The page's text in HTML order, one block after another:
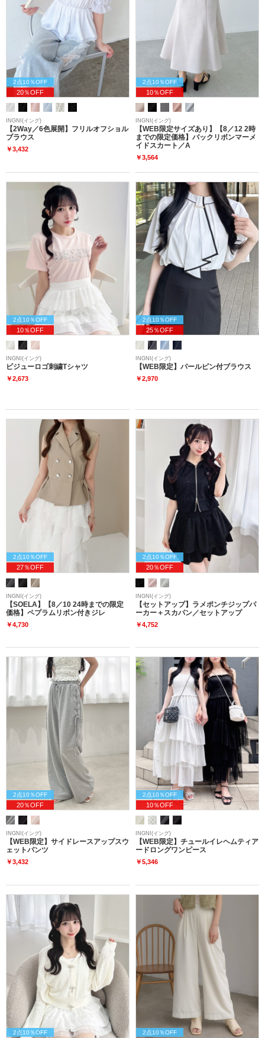
2点10％OFF
20％OFF
INGNI(イング)
【2Way／6色展開】フリルオフショル
ブラウス
￥3,432
2点10％OFF
10％OFF
INGNI(イング)
【WEB限定サイズあり】【8／12 2時
までの限定価格】バックリボンマーメ
イドスカート／A
￥3,564
2点10％OFF
10％OFF
INGNI(イング)
ビジューロゴ刺繍Tシャツ
￥2,673
2点10％OFF
25％OFF
INGNI(イング)
【WEB限定】パールピン付ブラウス
￥2,970
2点10％OFF
27％OFF
INGNI(イング)
【SOELA】【8／10 24時までの限定
価格】ペプラムリボン付きジレ
￥4,730
2点10％OFF
20％OFF
INGNI(イング)
【セットアップ】ラメポンチジップパ
ーカー＋スカパン／セットアップ
￥4,752
2点10％OFF
20％OFF
INGNI(イング)
【WEB限定】サイドレースアップスウ
ェットパンツ
￥3,432
2点10％OFF
10％OFF
INGNI(イング)
【WEB限定】チュールイレヘムティア
ードロングワンピース
￥5,346
2点10％OFF 2点10％OFF